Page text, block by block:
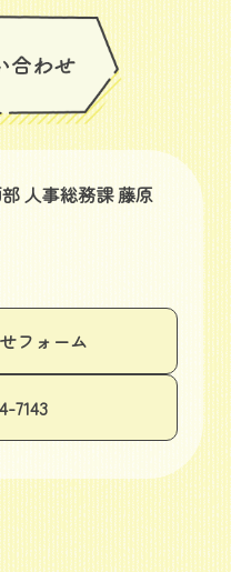
人事総務課 藤原
フォーム
7143